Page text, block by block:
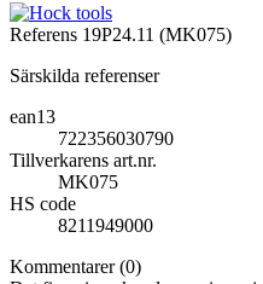
Referens 19P24.11 (MK075)
Särskilda referenser
ean13
722356030790
Tillverkarens art.nr.
MK075
HS code
8211949000
Kommentarer (0)